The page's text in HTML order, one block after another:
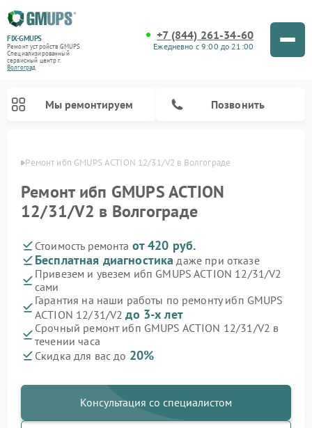
FIX-GMUPS
Ремонт устройств GMUPS
Специализированный
cервисный центр г.
Волгоград
+7 (844) 261-34-60
Ежедневно с 9:00 до 21:00
Мы ремонтируем Позвонить
Ремонт ибп GMUPS ACTION 12/31/V2 в Волгограде
Ремонт ибп GMUPS ACTION
12/31/V2 в Волгограде
Стоимость ремонта от 420 руб.
Бесплатная диагностика даже при отказе
Привезем и увезем ибп GMUPS ACTION 12/31/V2
сами
Гарантия на наши работы по ремонту ибп GMUPS
ACTION 12/31/V2до 3-х лет
Срочный ремонт ибп GMUPS ACTION 12/31/V2 в
течении часа
Скидка для вас до 20%
Консультация со специалистом